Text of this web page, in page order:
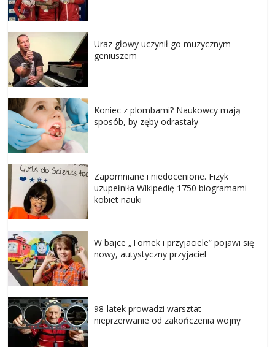
Uraz głowy uczynił go muzycznym
geniuszem
Koniec z plombami? Naukowcy mają
sposób, by zęby odrastały
Zapomniane i niedocenione. Fizyk
uzupełniła Wikipedię 1750 biogramami
kobiet nauki
W bajce „Tomek i przyjaciele” pojawi się
nowy, autystyczny przyjaciel
98-latek prowadzi warsztat
nieprzerwanie od zakończenia wojny